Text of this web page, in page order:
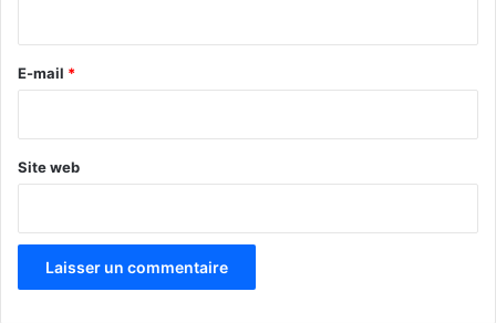
e
E-mail *
Site web